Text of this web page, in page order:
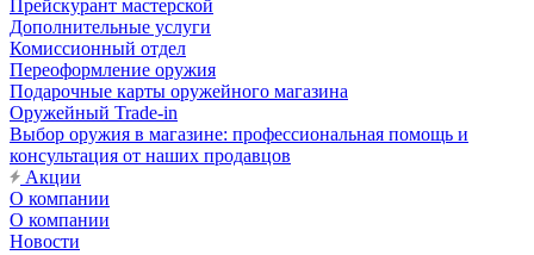
Прейскурант мастерской
Дополнительные услуги
Комиссионный отдел
Переоформление оружия
Подарочные карты оружейного магазина
Оружейный Trade-in
Выбор оружия в магазине: профессиональная помощь и
консультация от наших продавцов
Акции
О компании
О компании
Новости